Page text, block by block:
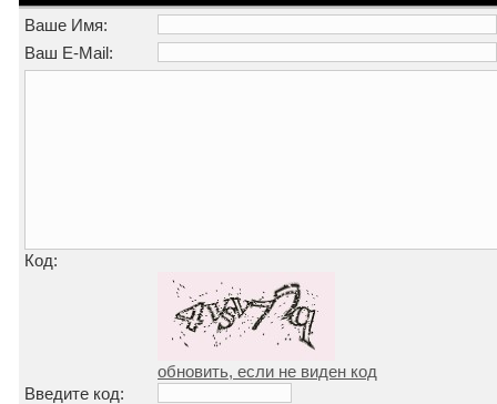
Ваше Имя:
Ваш E-Mail:
Код:
обновить, если не виден код
Введите код: